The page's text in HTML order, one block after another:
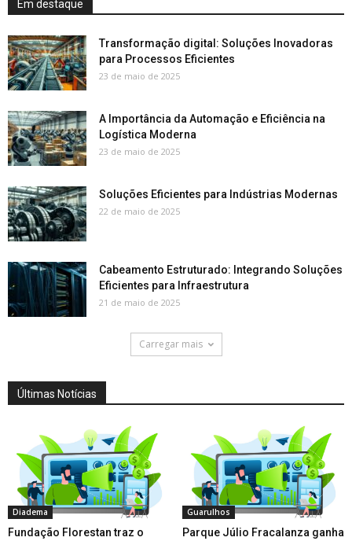
Em destaque
Transformação digital: Soluções Inovadoras
para Processos Eficientes
23 de maio de 2025
A Importância da Automação e Eficiência na
Logística Moderna
23 de maio de 2025
Soluções Eficientes para Indústrias Modernas
22 de maio de 2025
Cabeamento Estruturado: Integrando Soluções
Eficientes para Infraestrutura
21 de maio de 2025
Carregar mais
Últimas Notícias
Diadema
Fundação Florestan traz o
Guarulhos
Parque Júlio Fracalanza ganha